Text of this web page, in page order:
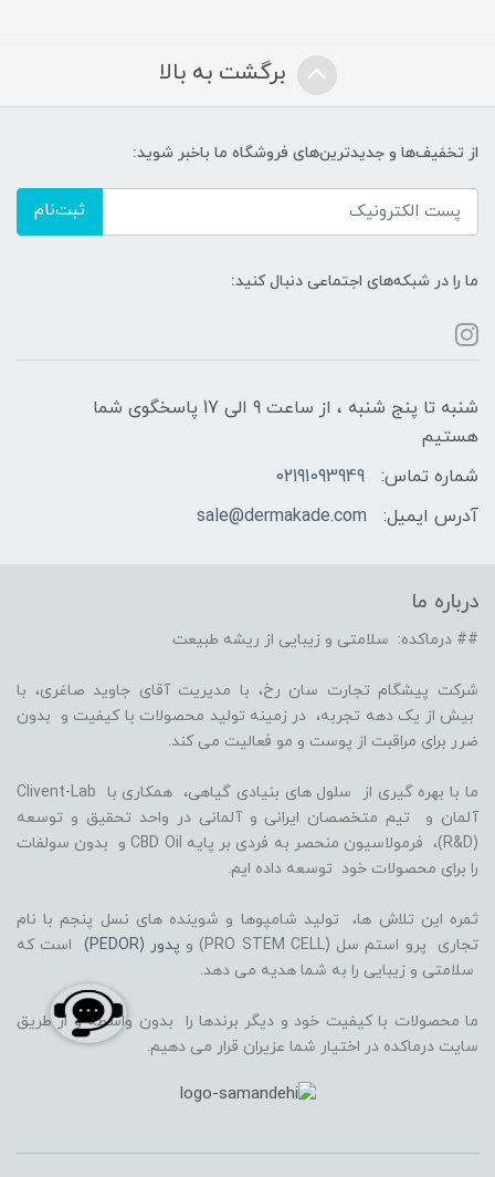
برگشت به بالا
از تخفیف‌ها و جدیدترین‌های فروشگاه ما باخبر شوید:
ثبت‌نام
ما را در شبکه‌های اجتماعی دنبال کنید:
شنبه تا پنج شنبه ، از ساعت 9 الی 17 پاسخگوی شما
هستیم
شماره تماس:
02191093949
آدرس ایمیل:
sale@dermakade.com
درباره ما
## درماکده: سلامتی و زیبایی از ریشه طبیعت
شرکت پیشگام تجارت سان رخ، با مدیریت آقای جاوید صاغری، با
بیش از یک دهه تجربه، در زمینه تولید محصولات با کیفیت و بدون
ضرر برای مراقبت از پوست و مو فعالیت می کند.
ما با بهره گیری از سلول های بنیادی گیاهی، همکاری با Clivent-Lab
آلمان و تیم متخصصان ایرانی و آلمانی در واحد تحقیق و توسعه
(R&D)، فرمولاسیون منحصر به فردی بر پایه CBD Oil و بدون سولفات
را برای محصولات خود توسعه داده ایم.
ثمره این تلاش ها، تولید شامپوها و شوینده های نسل پنجم با نام
تجاری پرو استم سل (PRO STEM CELL) و
پدور (PEDOR)
است که
سلامتی و زیبایی را به شما هدیه می دهد.
ما محصولات با کیفیت خود و دیگر برندها را بدون واسطه و از طریق
سایت درماکده در اختیار شما عزیران قرار می دهیم.